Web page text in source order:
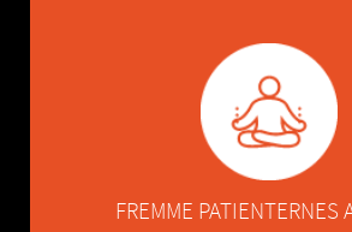
FREMME PATIENTERNES
til løsninger, der giver dem
forbedret komfort i